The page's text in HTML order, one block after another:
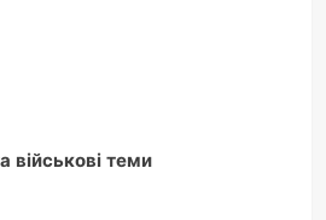
військові теми